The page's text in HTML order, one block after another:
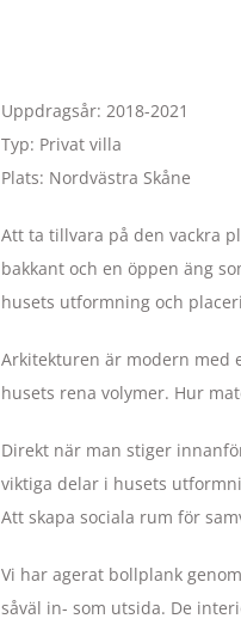
Uppdragsår: 2018-2021
Typ: Privat villa
Plats: Nordvästra Skåne
Att ta tillvara på den vackra
bakkant och en öppen äng
husets utformning och
Arkitekturen är modern med
husets rena volymer. Hur
Direkt när man stiger
viktiga delar i husets
Att skapa sociala rum för
Vi har agerat bollplank
såväl in- som utsida. De